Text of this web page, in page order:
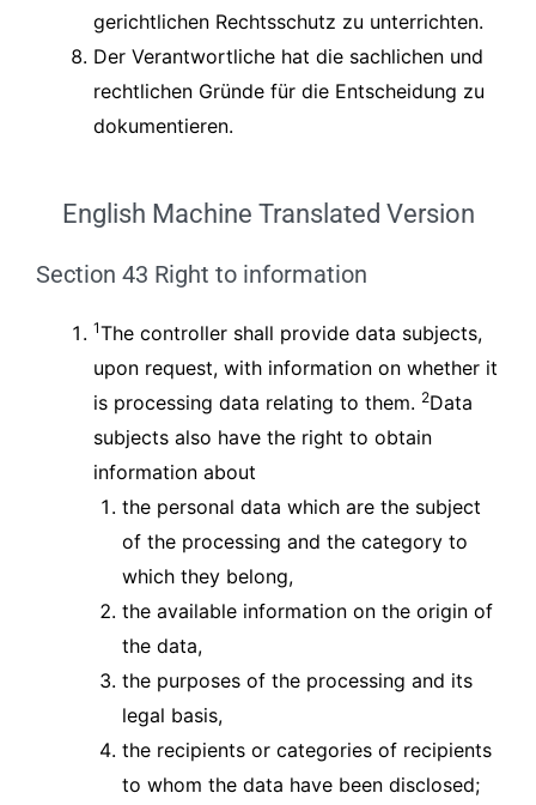
gerichtlichen Rechtsschutz zu unterrichten.
Der Verantwortliche hat die sachlichen und
rechtlichen Gründe für die Entscheidung zu
dokumentieren.
English Machine Translated Version
Section 43 Right to information
1The controller shall provide data subjects,
upon request, with information on whether it
is processing data relating to them. 2Data
subjects also have the right to obtain
information about
the personal data which are the subject
of the processing and the category to
which they belong,
the available information on the origin of
the data,
the purposes of the processing and its
legal basis,
the recipients or categories of recipients
to whom the data have been disclosed;